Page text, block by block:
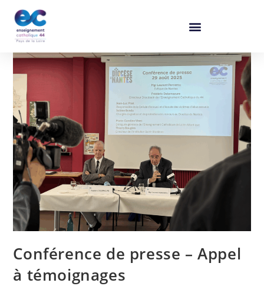
Conférence de presse – Appel
à témoignages